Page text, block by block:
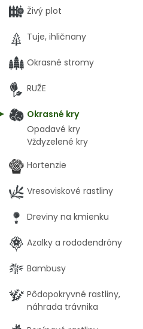
Živý plot
Tuje, ihličnany
Okrasné stromy
RUŽE
Okrasné kry
Opadavé kry
Vždyzelené kry
Hortenzie
Vresoviskové rastliny
Dreviny na kmienku
Azalky a rododendróny
Bambusy
Pôdopokryvné rastliny,
náhrada trávnika